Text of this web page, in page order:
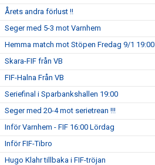
Årets andra förlust !!
Seger med 5-3 mot Varnhem
Hemma match mot Stöpen Fredag 9/1 19:00
Skara-FIF från VB
FIF-Halna Från VB
Seriefinal i Sparbankshallen 19:00
Seger med 20-4 mot serietrean !!!
Inför Varnhem - FIF 16:00 Lördag
Inför FIF-Tibro
Hugo Klahr tillbaka i FIF-tröjan